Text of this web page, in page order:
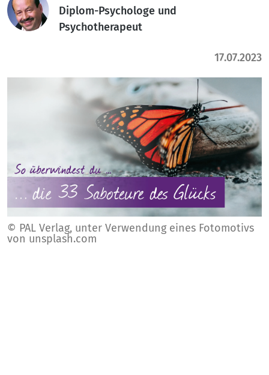
Diplom-Psychologe und
Psychotherapeut
17.07.2023
© PAL Verlag, unter Verwendung eines Fotomotivs
von unsplash.com